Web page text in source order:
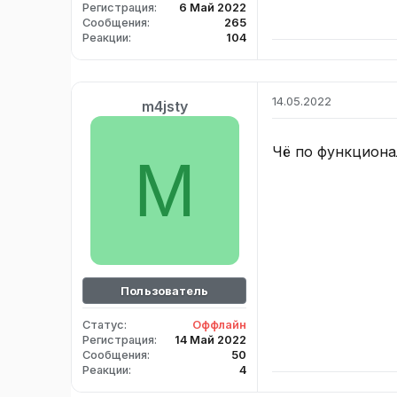
Регистрация
6 Май 2022
Сообщения
265
Реакции
104
m4jsty
M
Пользователь
Статус
Оффлайн
Регистрация
14 Май 2022
Сообщения
50
Реакции
4
14.05.2022
Чё по